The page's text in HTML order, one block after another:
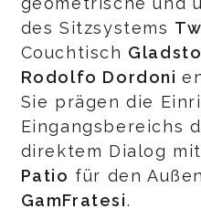
des Sitzsystems
Couchtisch
Rodolfo Dordoni
Sie prägen die
Eingangsbereichs
direktem Dialog
Patio für den
GamFratesi.